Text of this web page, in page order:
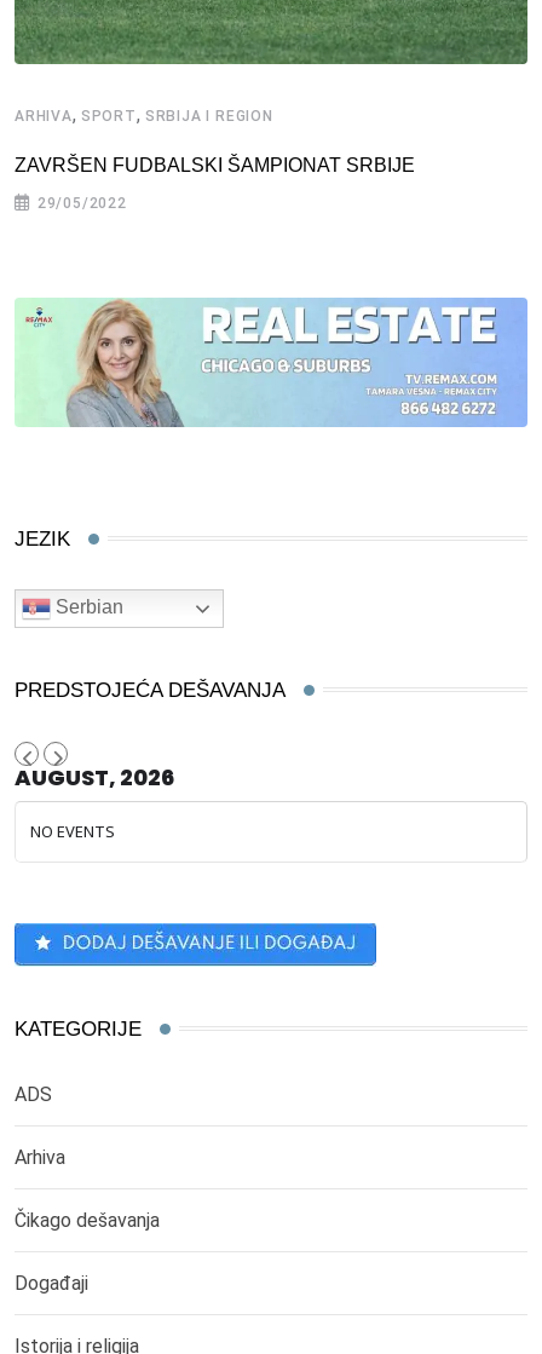
ARHIVA, SPORT, SRBIJA I REGION
ZAVRŠEN FUDBALSKI ŠAMPIONAT SRBIJE
29/05/2022
JEZIK
Serbian
PREDSTOJEĆA DEŠAVANJA
AUGUST, 2026
NO EVENTS
KATEGORIJE
ADS
Arhiva
Čikago dešavanja
Događaji
Istorija i religija